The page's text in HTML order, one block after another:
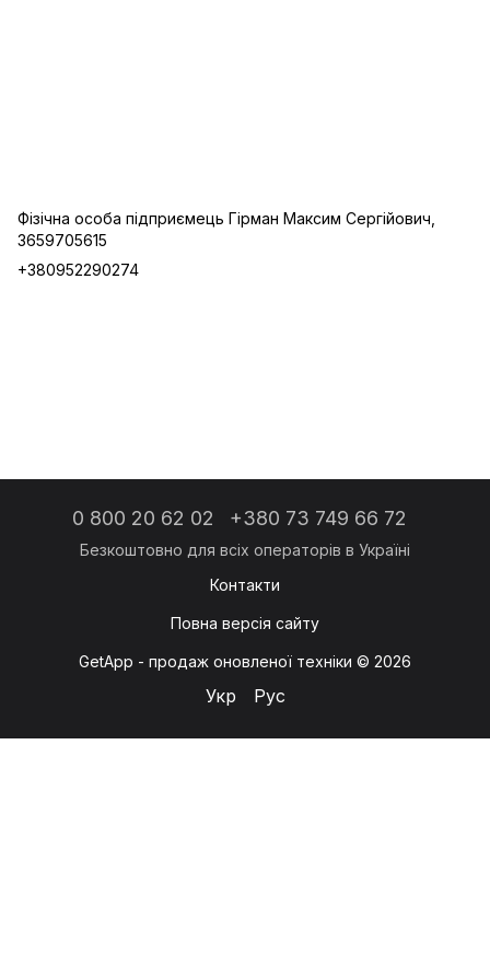
Фізічна особа підприємець Гірман Максим Сергійович,
3659705615
+380952290274
0 800 20 62 02 +380 73 749 66 72
Контакти
Повна версія сайту
GetApp - продаж оновленої техніки © 2026
Укр Рус